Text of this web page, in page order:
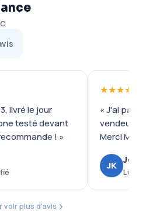
livré le jour
testé devant
! »
★★★★★
« J'ai payé
vendeur
Merci
JK
voir plus d'avis